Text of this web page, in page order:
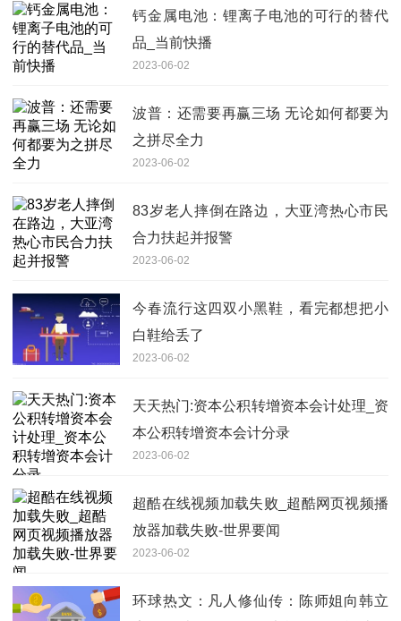
钙金属电池：锂离子电池的可行的替代
品_当前快播
2023-06-02
波普：还需要再赢三场 无论如何都要为
之拼尽全力
2023-06-02
83岁老人摔倒在路边，大亚湾热心市民
合力扶起并报警
2023-06-02
今春流行这四双小黑鞋，看完都想把小
白鞋给丢了
2023-06-02
天天热门:资本公积转增资本会计处理_资
本公积转增资本会计分录
2023-06-02
超酷在线视频加载失败_超酷网页视频播
放器加载失败-世界要闻
2023-06-02
环球热文：凡人修仙传：陈师姐向韩立